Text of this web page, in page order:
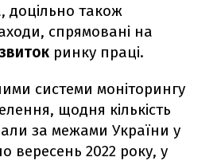
доцільно також
спрямовані на
ринку праці.
системи моніторингу
щодня кількість
за межами України у
вересень 2022 року, у